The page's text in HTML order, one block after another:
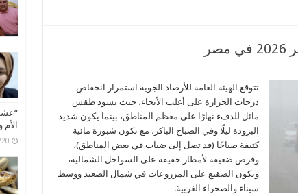
تتوقع الهيئة العامة للأرصاد الجوية استمرار انخفاض
درجات الحرارة على أغلب الأنحاء، حيث يسود طقس
مائل للدفء نهارًا على معظم المناطق، بينما يكون شديد
البرودة ليلًا وفي الصباح الباكر، مع تكون شبورة مائية
كثيفة صباحًا (قد تصل إلى ضباب في بعض المناطق)،
وفرص ضعيفة لأمطار خفيفة على السواحل الشمالية،
وتكون الصقيع على المزروعات في شمال الصعيد ووسط
سيناء والصحراء الغربية. …
2026/